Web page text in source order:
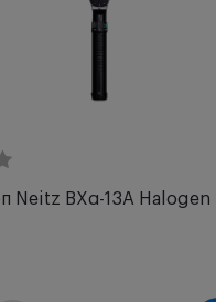
Neitz BXα-13A Halogen